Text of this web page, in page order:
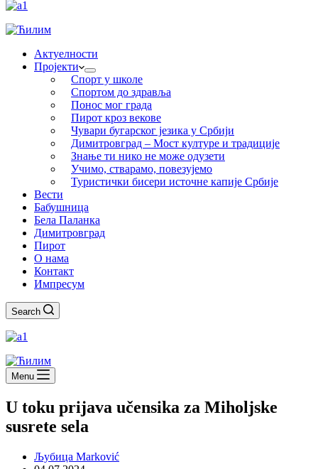
Актуелности
Пројекти
Спорт у школе
Спортом до здравља
Понос мог града
Пирот кроз векове
Чувари бугарског језика у Србији
Димитровград – Мост културе и традиције
Знање ти нико не може одузети
Учимо, стварамо, повезујемо
Туристички бисери источне капије Србије
Вести
Бабушница
Бела Паланка
Димитровград
Пирот
О нама
Контакт
Импресум
Search
Menu
U toku prijava učensika za Miholjske
susrete sela
Љубица Marković